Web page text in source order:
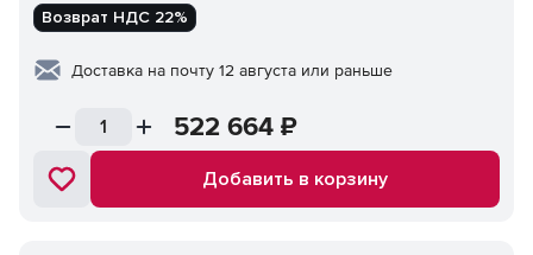
Возврат НДС 22%
Доставка на почту 12 августа или раньше
522 664 ₽
Добавить в корзину